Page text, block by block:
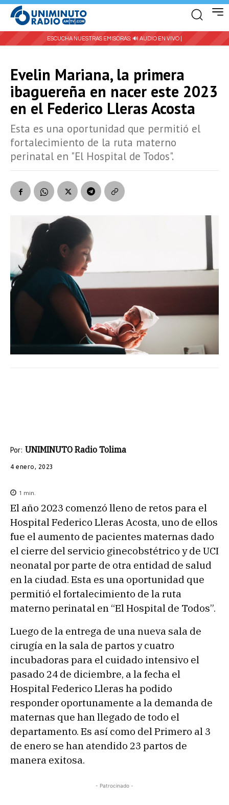
ESCUCHA NUESTRAS EMISORAS: 🔊 AUDIO EN VIVO |
Evelin Mariana, la primera
ibaguereña en nacer este 2023
en el Federico Lleras Acosta
Esta es una oportunidad que permitió el
fortalecimiento de la ruta materno
perinatal en "El Hospital de Todos".
Por: UNIMINUTO Radio Tolima
4 enero, 2023
1 min.
El año 2023 comenzó lleno de retos para el
Hospital Federico Lleras Acosta, uno de ellos
fue el aumento de pacientes maternas dado
el cierre del servicio ginecobstétrico y de UCI
neonatal por parte de otra entidad de salud
en la ciudad. Esta es una oportunidad que
permitió el fortalecimiento de la ruta
materno perinatal en “El Hospital de Todos”.
Luego de la entrega de una nueva sala de
cirugía en la sala de partos y cuatro
incubadoras para el cuidado intensivo el
pasado 24 de diciembre, a la fecha el
Hospital Federico Lleras ha podido
responder oportunamente a la demanda de
maternas que han llegado de todo el
departamento. Es así como del Primero al 3
de enero se han atendido 23 partos de
manera exitosa.
- Patrocinado -